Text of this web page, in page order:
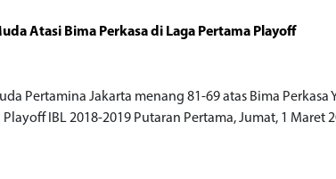
Atasi Bima Perkasa di Laga Pertama Playoff
Pertamina Jakarta menang 81-69 atas Bima Perkasa
IBL 2018-2019 Putaran Pertama, Jumat, 1 Maret